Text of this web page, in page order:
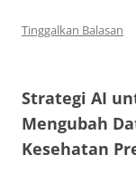
Tinggalkan Balasan
Strategi AI
Mengubah
Kesehatan